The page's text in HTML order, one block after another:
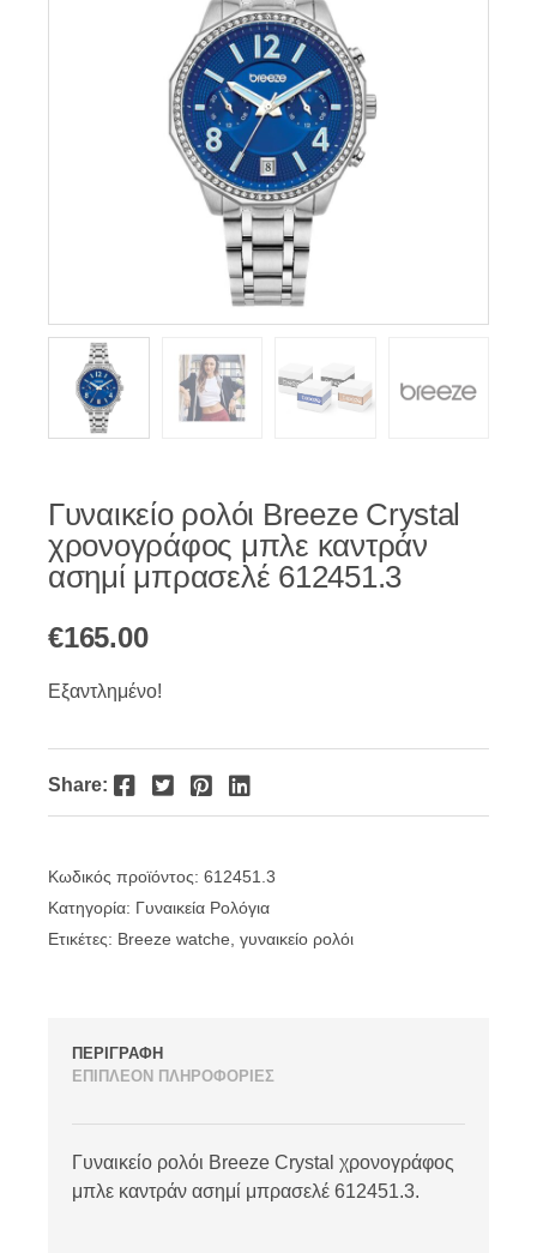
Γυναικείο ρολόι Breeze Crystal
χρονογράφος μπλε καντράν
ασημί μπρασελέ 612451.3
€165.00
Εξαντλημένο!
Share: Facebook Twitter Pinterest LinkedIn
Κωδικός προϊόντος: 612451.3
Κατηγορία: Γυναικεία Ρολόγια
Ετικέτες: Breeze watche γυναικείο ρολόι
ΠΕΡΙΓΡΑΦΗ
ΕΠΙΠΛΕΟΝ ΠΛΗΡΟΦΟΡΙΕΣ
Γυναικείο ρολόι Breeze Crystal χρονογράφος
μπλε καντράν ασημί μπρασελέ 612451.3.